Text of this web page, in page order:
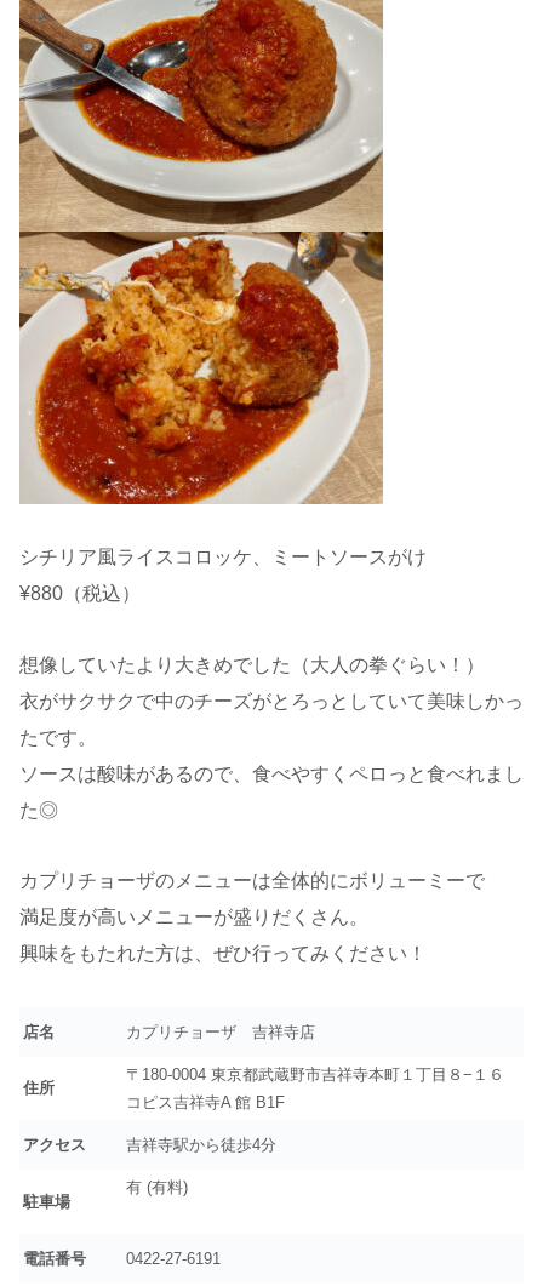
シチリア風ライスコロッケ、ミートソースがけ
¥880（税込）
想像していたより大きめでした（大人の拳ぐらい！）
衣がサクサクで中のチーズがとろっとしていて美味しかっ
たです。
ソースは酸味があるので、食べやすくペロっと食べれまし
た◎
カプリチョーザのメニューは全体的にボリューミーで
満足度が高いメニューが盛りだくさん。
興味をもたれた方は、ぜひ行ってみください！
店名 カプリチョーザ 吉祥寺店
住所
〒180-0004 東京都武蔵野市吉祥寺本町１丁目８−１６
コピス吉祥寺A 館 B1F
アクセス 吉祥寺駅から徒歩4分
駐車場
有 (有料)
電話番号 0422-27-6191